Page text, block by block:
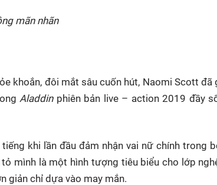
mãn nhãn
khoắn, đôi mắt sâu cuốn hút, Naomi Scott đã
Aladdinphiên bản live – action 2019 đầy
khi lần đầu đảm nhận vai nữ chính trong
mình là một hình tượng tiêu biểu cho lớp
giản chỉ dựa vào may mắn.